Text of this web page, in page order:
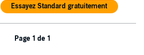
Essayez Standard gratuitement
Page 1 de 1